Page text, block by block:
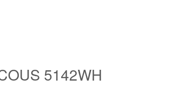
5142WH